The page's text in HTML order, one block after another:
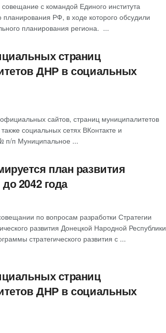
с командой Единого института
планирования РФ, в ходе которого обсудили
планирования региона. ‎ ...
страниц
ДНР в социальных
сайтов, страниц муниципалитетов
социальных сетях ВКонтакте и
п/п Муниципальное ...
план развития
2042 года
по вопросам разработки Стратегии
развития Донецкой Народной Республики
стратегического развития с ...
страниц
ДНР в социальных